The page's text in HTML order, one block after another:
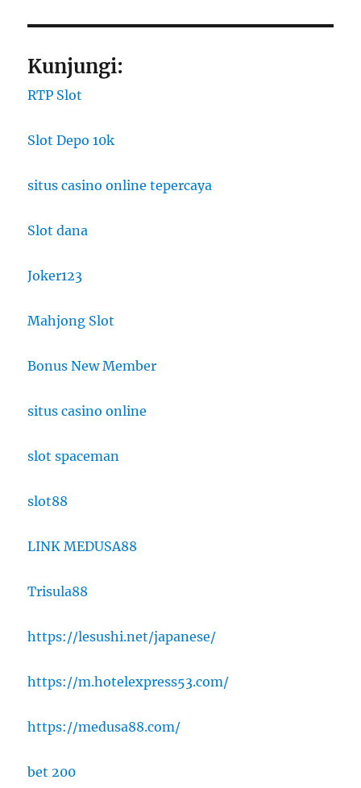
Kunjungi:
RTP Slot
Slot Depo 10k
situs casino online tepercaya
Slot dana
Joker123
Mahjong Slot
Bonus New Member
situs casino online
slot spaceman
slot88
LINK MEDUSA88
Trisula88
https://lesushi.net/japanese/
https://m.hotelexpress53.com/
https://medusa88.com/
bet 200